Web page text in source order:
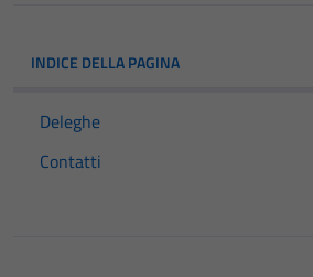
INDICE DELLA PAGINA
Deleghe
Contatti